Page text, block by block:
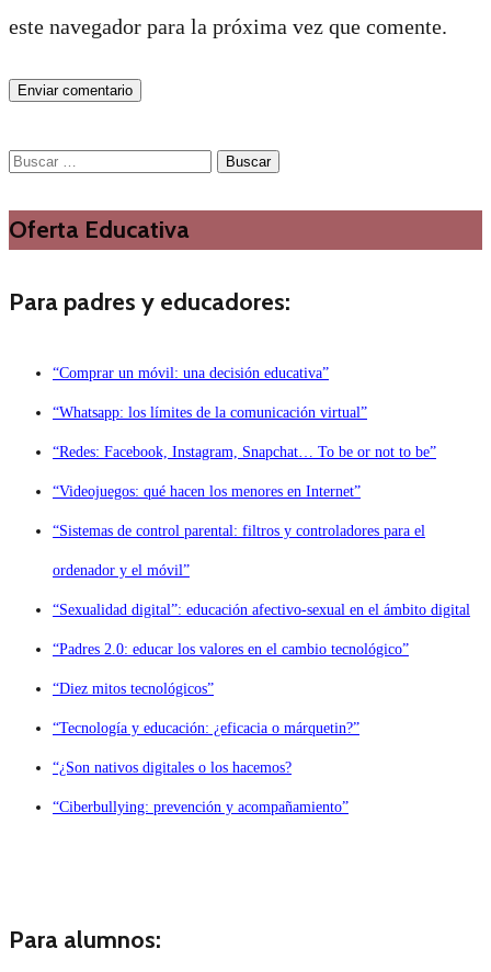
este navegador para la próxima vez que comente.
Buscar:
Oferta Educativa
Para padres y educadores:
“Comprar un móvil: una decisión educativa”
“Whatsapp: los límites de la comunicación virtual”
“Redes: Facebook, Instagram, Snapchat… To be or not to be”
“Videojuegos: qué hacen los menores en Internet”
“Sistemas de control parental: filtros y controladores para el
ordenador y el móvil”
“Sexualidad digital”: educación afectivo-sexual en el ámbito digital
“Padres 2.0: educar los valores en el cambio tecnológico”
“Diez mitos tecnológicos”
“Tecnología y educación: ¿eficacia o márquetin?”
“¿Son nativos digitales o los hacemos?
“Ciberbullying: prevención y acompañamiento”
Para alumnos: